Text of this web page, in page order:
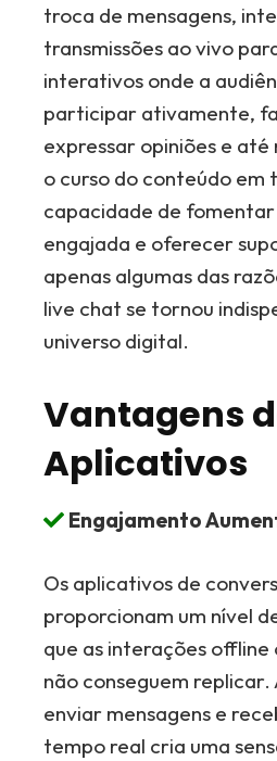
troca de mensagens,
transmissões ao vivo
interativos onde a
participar ativamente,
expressar opiniões e
o curso do conteúdo em
capacidade de
engajada e oferecer
apenas algumas das
live chat se tornou
universo digital.
Vantagens
Aplicativos
Engajamento
Os aplicativos de
proporcionam um nível
que as interações offline
não conseguem
enviar mensagens e
tempo real cria uma